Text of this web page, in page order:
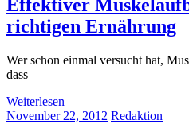
Effektiver
richtigen Ernährung
Wer schon einmal versucht hat,
dass
Weiterlesen
November 22, 2012 Redaktion